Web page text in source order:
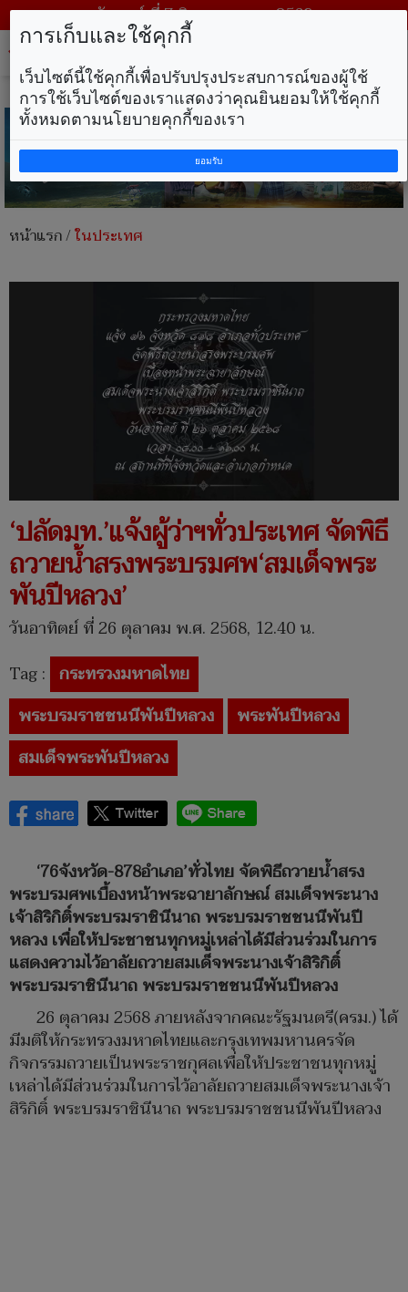
วันศุกร์ ที่ 7 สิงหาคม พ.ศ. 2569
หน้าแรก/ในประเทศ
‘ปลัดมท.’แจ้งผู้ว่าฯทั่วประเทศ จัดพิธี
ถวายน้ำสรงพระบรมศพ‘สมเด็จพระ
พันปีหลวง’
วันอาทิตย์ ที่ 26 ตุลาคม พ.ศ. 2568, 12.40 น.
Tag : กระทรวงมหาดไทย
พระบรมราชชนนีพันปีหลวง
พระพันปีหลวง
สมเด็จพระพันปีหลวง
‘76จังหวัด-878อำเภอ’ทั่วไทย จัดพิธีถวายน้ำสรง
พระบรมศพเบื้องหน้าพระฉายาลักษณ์ สมเด็จพระนาง
เจ้าสิริกิติ์พระบรมราชินีนาถ พระบรมราชชนนีพันปี
หลวง เพื่อให้ประชาชนทุกหมู่เหล่าได้มีส่วนร่วมในการ
แสดงความไว้อาลัยถวายสมเด็จพระนางเจ้าสิริกิติ์
พระบรมราชินีนาถ พระบรมราชชนนีพันปีหลวง
26 ตุลาคม 2568 ภายหลังจากคณะรัฐมนตรี(ครม.) ได้
มีมติให้กระทรวงมหาดไทยและกรุงเทพมหานครจัด
กิจกรรมถวายเป็นพระราชกุศลเพื่อให้ประชาชนทุกหมู่
เหล่าได้มีส่วนร่วมในการไว้อาลัยถวายสมเด็จพระนางเจ้า
สิริกิติ์ พระบรมราชินีนาถ พระบรมราชชนนีพันปีหลวง
การเก็บและใช้คุกกี้
เว็บไซต์นี้ใช้คุกกี้เพื่อปรับปรุงประสบการณ์ของผู้ใช้
การใช้เว็บไซต์ของเราแสดงว่าคุณยินยอมให้ใช้คุกกี้
ทั้งหมดตามนโยบายคุกกี้ของเรา
ยอมรับ